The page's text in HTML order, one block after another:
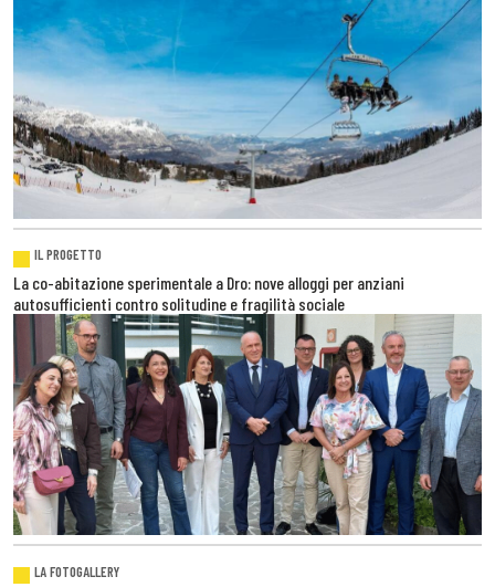
IL PROGETTO
La co-abitazione sperimentale a Dro: nove alloggi per anziani
autosufficienti contro solitudine e fragilità sociale
LA FOTOGALLERY